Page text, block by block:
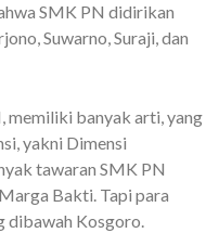
SMK PN didirikan
Suwarno, Suraji, dan
memiliki banyak arti, yang
yakni Dimensi
tawaran SMK PN
Bakti. Tapi para
dibawah Kosgoro.